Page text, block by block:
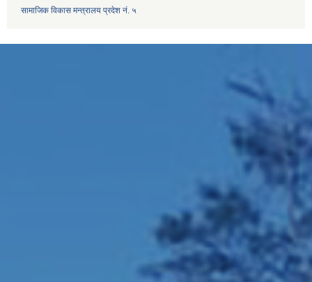
सामाजिक विकास मन्त्रालय प्रदेश नं. ५